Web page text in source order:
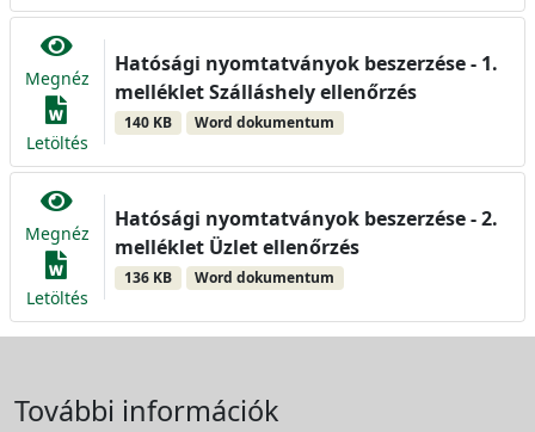
Megnéz
Letöltés
Hatósági nyomtatványok beszerzése - 1.
melléklet Szálláshely ellenőrzés
140 KB Word dokumentum
Megnéz
Letöltés
Hatósági nyomtatványok beszerzése - 2.
melléklet Üzlet ellenőrzés
136 KB Word dokumentum
További információk